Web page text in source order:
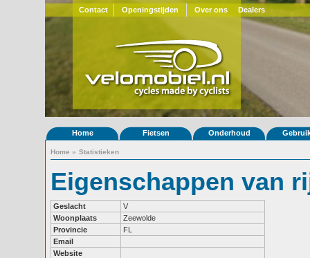
Contact Openingstijden Over ons Dealers
Home Fietsen Onderhoud
Home » Statistieken
Eigenschappen van
Geslacht
V
Woonplaats
Zeewolde
Provincie
FL
Email
Website